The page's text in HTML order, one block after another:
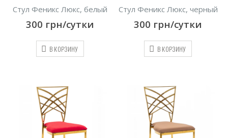
Стул Феникс Люкс, белый
300 грн/сутки
В КОРЗИНУ
Стул Феникс Люкс, черный
300 грн/сутки
В КОРЗИНУ